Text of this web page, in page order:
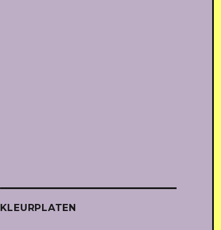
KLEURPLATEN